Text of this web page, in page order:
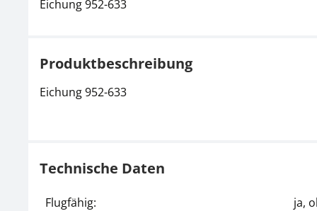
Eichung 952-633
Produktbeschreibung
Eichung 952-633
Technische Daten
Flugfähig:
ja,